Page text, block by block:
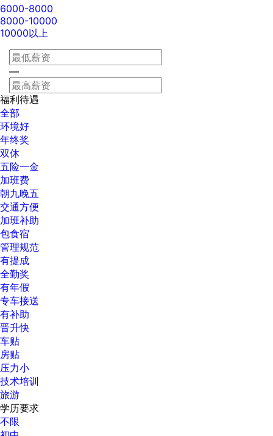
6000-8000
8000-10000
10000以上
—
福利待遇
全部
环境好
年终奖
双休
五险一金
加班费
朝九晚五
交通方便
加班补助
包食宿
管理规范
有提成
全勤奖
有年假
专车接送
有补助
晋升快
车贴
房贴
压力小
技术培训
旅游
学历要求
不限